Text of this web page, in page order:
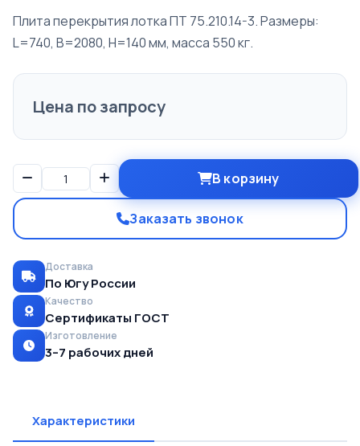
Плита перекрытия лотка ПТ 75.210.14-3. Размеры:
L=740, B=2080, H=140 мм, масса 550 кг.
Цена по запросу
В корзину
Заказать звонок
Доставка
По Югу России
Качество
Сертификаты ГОСТ
Изготовление
3–7 рабочих дней
Характеристики